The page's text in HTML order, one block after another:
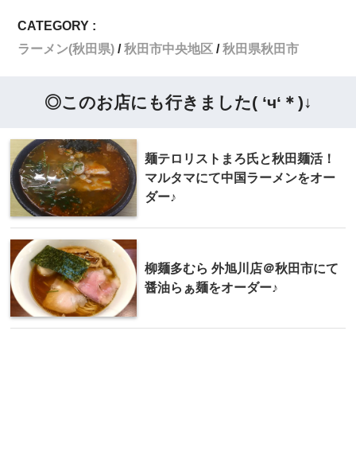
CATEGORY :
ラーメン(秋田県)
秋田市中央地区 秋田県秋田市
◎このお店にも行きました( ‘ч‘＊)↓
麺テロリストまろ氏と秋田麺活！
マルタマにて中国ラーメンをオー
ダー♪
柳麺多むら 外旭川店＠秋田市にて
醤油らぁ麺をオーダー♪